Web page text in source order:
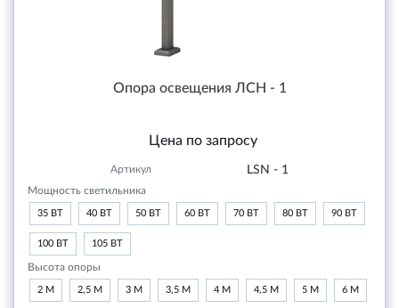
Опора освещения ЛСН - 1
Цена по запросу
Артикул LSN - 1
Мощность светильника
35 ВТ 40 ВТ 50 ВТ 60 ВТ 70 ВТ 80 ВТ 90 ВТ
100 ВТ 105 ВТ
Высота опоры
2 М 2,5 М 3 М 3,5 М 4 М 4,5 М 5 М 6 М